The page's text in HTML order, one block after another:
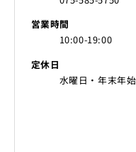
営業時間
10:00-19:00
定休日
水曜日・年末年